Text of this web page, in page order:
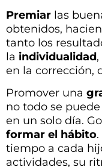
Premiar las
obtenidos,
tanto los
la individualidad
en la corrección,
Promover una
no todo se
en un solo día.
formar el hábito
tiempo a cada
actividades, su